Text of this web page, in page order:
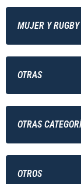
MUJER Y RUGBY
OTRAS
OTRAS
OTROS